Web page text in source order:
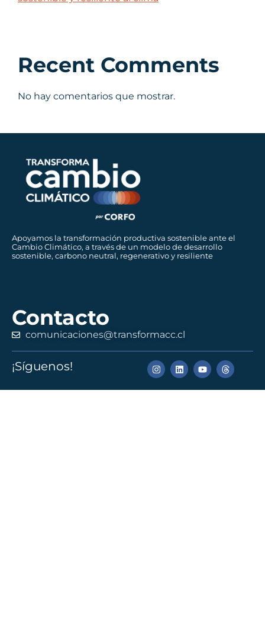
Recent Comments
No hay comentarios que mostrar.
Apoyamos la transformación productiva sostenible ante el
Cambio Climático, a través de un modelo de desarrollo
sostenible, carbono neutral, regenerativo y resiliente
Contacto
comunicaciones@transformacc.cl
¡Síguenos!